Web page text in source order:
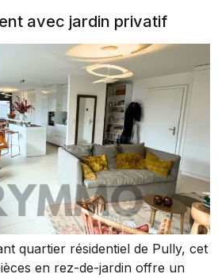
avec jardin privatif
quartier résidentiel de Pully, cet
en rez-de-jardin offre un